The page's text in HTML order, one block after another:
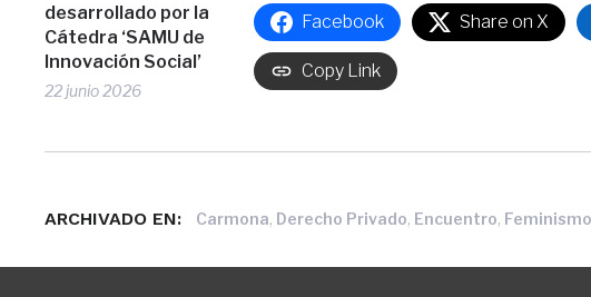
desarrollado por la
Cátedra ‘SAMU de
Innovación Social’
22 junio 2026
Facebook Share on X
Copy Link
ARCHIVADO EN: Carmona, Derecho Privado, Encuentro, Feminismo